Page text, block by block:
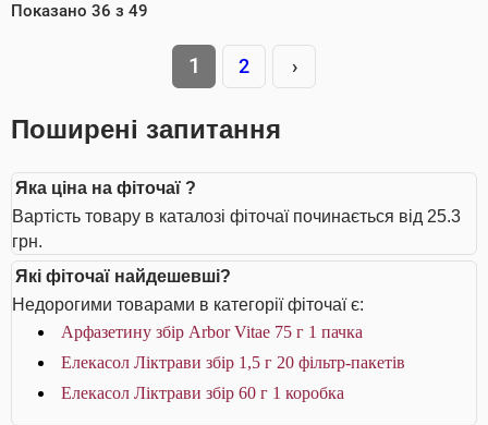
Показано 36 з 49
1 2 ›
Поширені запитання
Яка ціна на фіточаї ?
Вартість товару в каталозі фіточаї починається від 25.3
грн.
Які фіточаї найдешевші?
Недорогими товарами в категорії фіточаї є:
Арфазетину збір Arbor Vitae 75 г 1 пачка
Елекасол Ліктрави збір 1,5 г 20 фільтр-пакетів
Елекасол Ліктрави збір 60 г 1 коробка